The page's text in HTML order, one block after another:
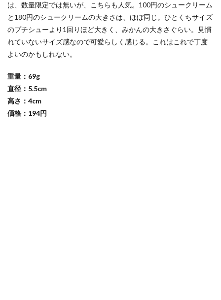
は、数量限定では無いが、こちらも人気。100円のシュークリーム
と180円のシュークリームの大きさは、ほぼ同じ。ひとくちサイズ
のプチシューより1回りほど大きく、みかんの大きさぐらい。見慣
れていないサイズ感なので可愛らしく感じる。これはこれで丁度
よいのかもしれない。
重量：69g
直径：5.5cm
高さ：4cm
価格：194円